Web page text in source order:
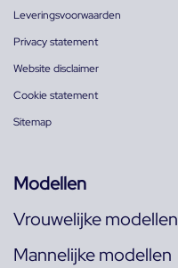
Leveringsvoorwaarden
Privacy statement
Website disclaimer
Cookie statement
Sitemap
Modellen
Vrouwelijke modellen
Mannelijke modellen